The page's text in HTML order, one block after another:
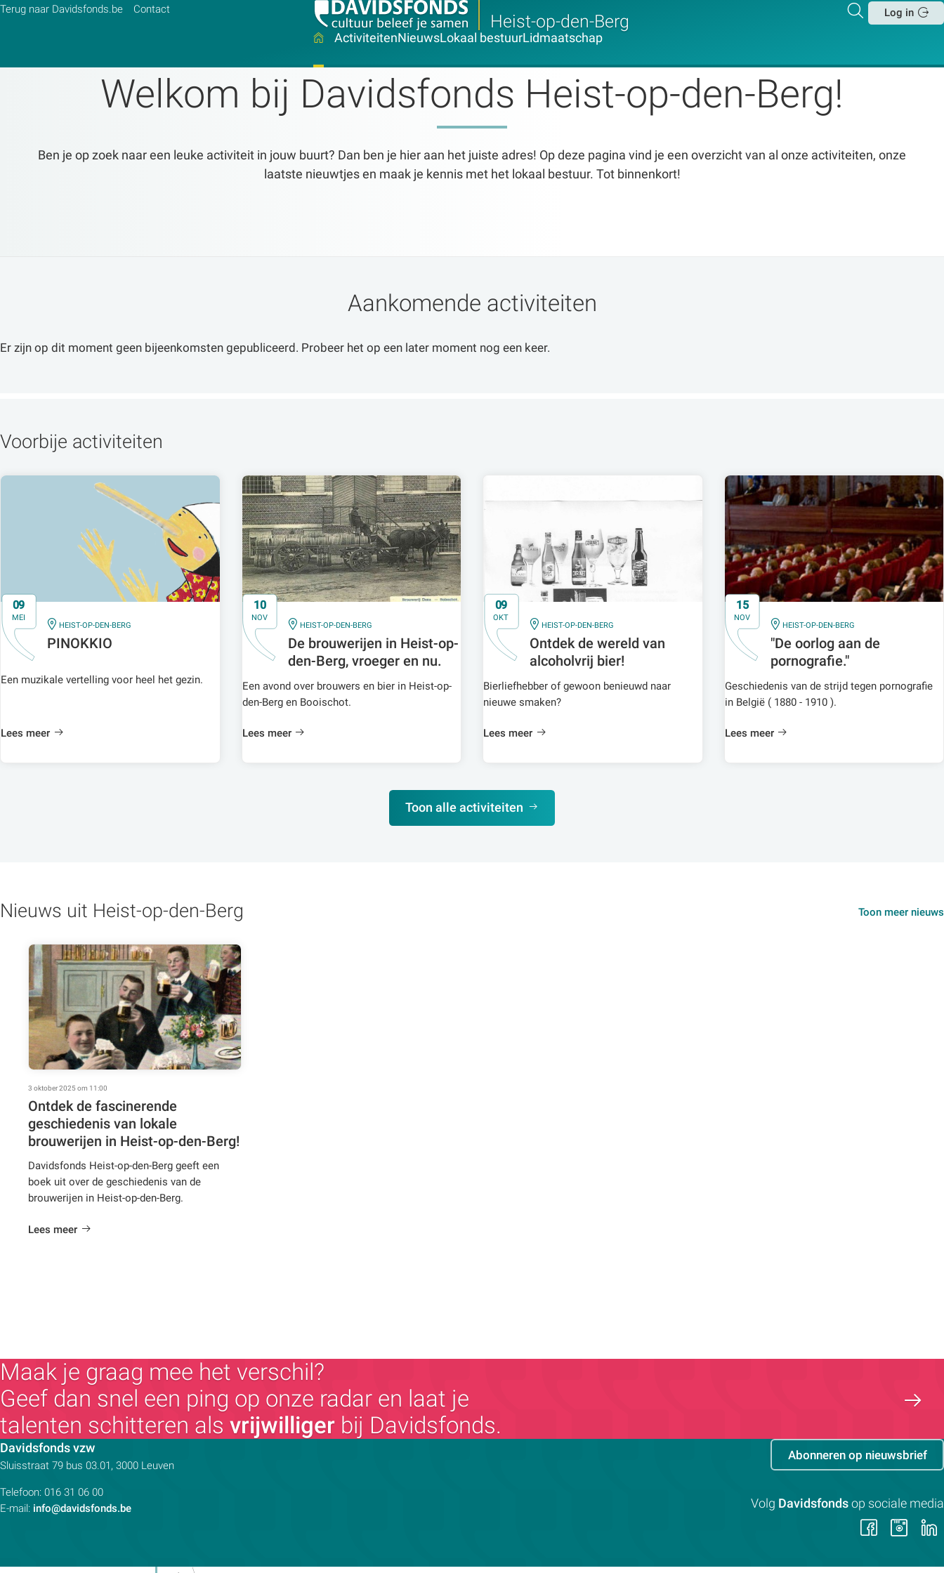
Terug naar Davidsfonds.be Contact
Heist-op-den-Berg
Zoeken
Log in
ActiviteitenNieuwsLokaal bestuurLidmaatschap
Welkom bij Davidsfonds Heist-op-den-Berg!
Ben je op zoek naar een leuke activiteit in jouw buurt? Dan ben je hier aan het juiste adres! Op deze pagina vind je een overzicht van al onze activiteiten, onze
laatste nieuwtjes en maak je kennis met het lokaal bestuur. Tot binnenkort!
Aankomende activiteiten
Er zijn op dit moment geen bijeenkomsten gepubliceerd. Probeer het op een later moment nog een keer.
Voorbije activiteiten
09
MEI
IN
HEIST-OP-DEN-BERG
PINOKKIO
Een muzikale vertelling voor heel het gezin.
Lees meer
10
NOV
IN
HEIST-OP-DEN-BERG
De brouwerijen in Heist-op-
den-Berg, vroeger en nu.
Een avond over brouwers en bier in Heist-op-
den-Berg en Booischot.
Lees meer
09
OKT
IN
HEIST-OP-DEN-BERG
Ontdek de wereld van
alcoholvrij bier!
Bierliefhebber of gewoon benieuwd naar
nieuwe smaken?
Lees meer
15
NOV
IN
HEIST-OP-DEN-BERG
"De oorlog aan de
pornografie."
Geschiedenis van de strijd tegen pornografie
in België ( 1880 - 1910 ).
Lees meer
Toon alle activiteiten
Nieuws uit Heist-op-den-Berg
3 oktober 2025 om 11:00
Ontdek de fascinerende
geschiedenis van lokale
brouwerijen in Heist-op-den-Berg!
Davidsfonds Heist-op-den-Berg geeft een
boek uit over de geschiedenis van de
brouwerijen in Heist-op-den-Berg.
Lees meer
Toon meer nieuws
Maak je graag mee het verschil?
Geef dan snel een ping op onze radar en laat je
talenten schitteren als vrijwilliger bij Davidsfonds.
Davidsfonds vzwContactpersoon:
Adres:
Sluisstraat 79 bus 03.01, 3000 Leuven
Telefoon: 016 31 06 00
E-mail: info@davidsfonds.be
Abonneren op nieuwsbrief
Volg Davidsfonds op sociale media
Volg
op op
Zoeken